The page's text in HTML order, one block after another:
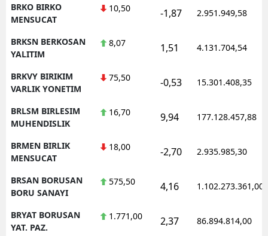
BRKO BIRKO
MENSUCAT
10,50 -1,87 2.951.949,58
BRKSN BERKOSAN
YALITIM
8,07 1,51 4.131.704,54
BRKVY BIRIKIM
VARLIK YONETIM
75,50 -0,53 15.301.408,35
BRLSM BIRLESIM
MUHENDISLIK
16,70 9,94 177.128.457,88
BRMEN BIRLIK
MENSUCAT
18,00 -2,70 2.935.985,30
BRSAN BORUSAN
BORU SANAYI
575,50 4,16 1.102.273.361,00
BRYAT BORUSAN
YAT. PAZ.
1.771,00 2,37 86.894.814,00